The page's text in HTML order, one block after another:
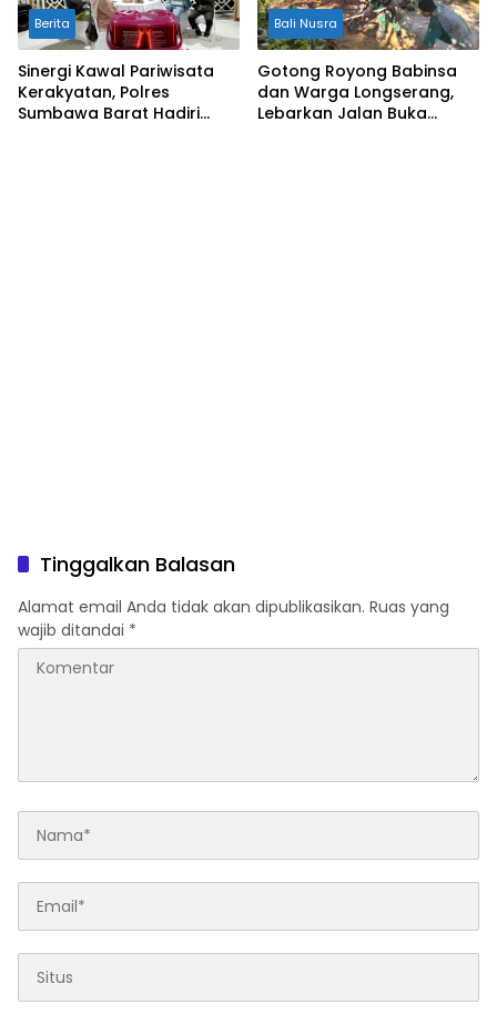
Berita
Sinergi Kawal Pariwisata
Kerakyatan, Polres
Sumbawa Barat Hadiri
Bali Nusra
Gotong Royong Babinsa
dan Warga Longserang,
Lebarkan Jalan Buka
Tinggalkan Balasan
Alamat email Anda tidak akan dipublikasikan. Ruas yang
wajib ditandai *